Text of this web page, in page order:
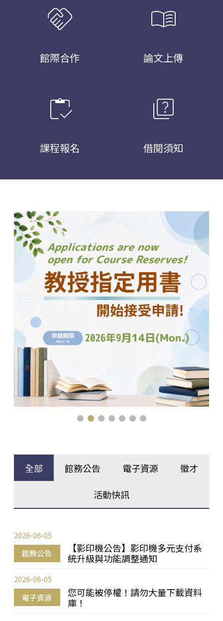
handshake
館際合作
menu_book
論文上傳
inventory
課程報名
quiz
借閱須知
全部 館務公告 電子資源 徵才
活動快訊
館務公告
【影印機公告】影印機多元支付系
統升級與功能調整通知
2026-08-05
電子資源
您可能被停權！請勿大量下載資料
庫！
2026-08-05